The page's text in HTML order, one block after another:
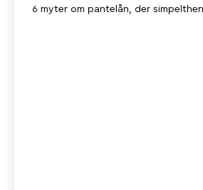
6 myter om pantelån, der